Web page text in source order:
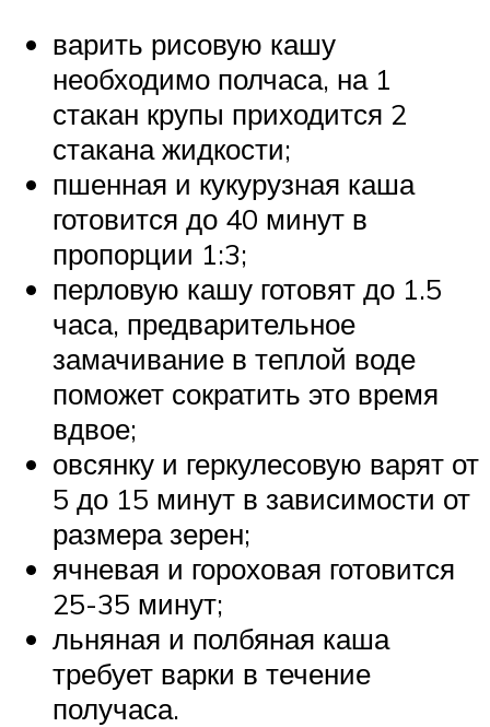
варить рисовую кашу
необходимо полчаса, на 1
стакан крупы приходится 2
стакана жидкости;
пшенная и кукурузная каша
готовится до 40 минут в
пропорции 1:3;
перловую кашу готовят до 1.5
часа, предварительное
замачивание в теплой воде
поможет сократить это время
вдвое;
овсянку и геркулесовую варят от
5 до 15 минут в зависимости от
размера зерен;
ячневая и гороховая готовится
25-35 минут;
льняная и полбяная каша
требует варки в течение
получаса.